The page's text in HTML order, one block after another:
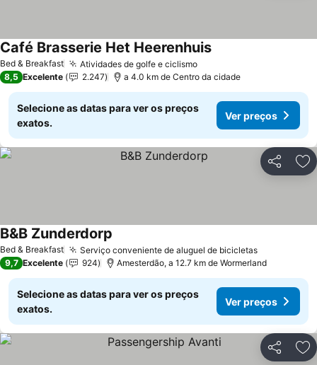
Bed & Breakfast Atividades de golfe e ciclismoVer preços
Café Brasserie Het HeerenhuisVer preços
8,5 Excelente 2.247 a 4.0 km de Centro da cidade
Selecione as datas para ver os preços
exatos.
Ver preços
Partilhar
Bed & Breakfast Serviço conveniente de aluguel de bicicletasVer preços
B&B Zunderdorp
9,7 Excelente 924 Amesterdão, a 12.7 km de Wormerland
Selecione as datas para ver os preços
exatos.
Ver preços
Partilhar